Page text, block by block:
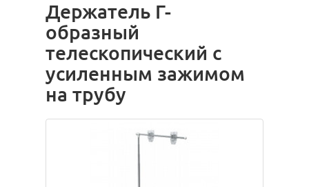
Держатель Г-
образный
телескопический с
усиленным зажимом
на трубу